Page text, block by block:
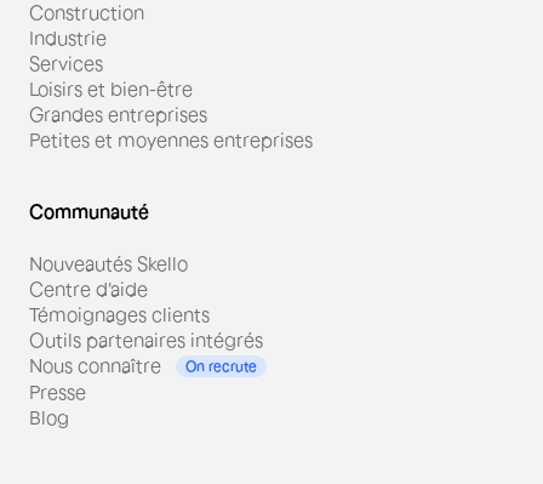
Construction
Industrie
Services
Loisirs et bien-être
Grandes entreprises
Petites et moyennes entreprises
Communauté
Nouveautés Skello
Centre d'aide
Témoignages clients
Outils partenaires intégrés
Nous connaître
On recrute
Presse
Blog